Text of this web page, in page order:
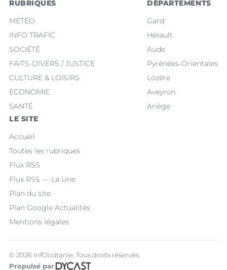
RUBRIQUES
MÉTÉO
INFO TRAFIC
SOCIÉTÉ
FAITS-DIVERS / JUSTICE
CULTURE & LOISIRS
ECONOMIE
SANTÉ
DÉPARTEMENTS
Gard
Hérault
Aude
Pyrénées-Orientales
Lozère
Aveyron
Ariège
LE SITE
Accueil
Toutes les rubriques
Flux RSS
Flux RSS — La Une
Plan du site
Plan Google Actualités
Mentions légales
© 2026 InfOccitanie. Tous droits réservés.
Propulsé par